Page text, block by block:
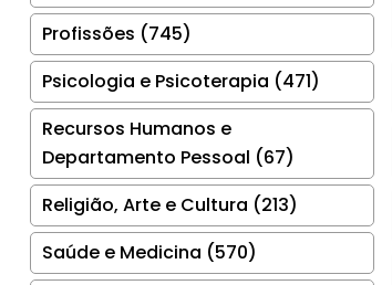
Profissões (745)
Psicologia e Psicoterapia (471)
Recursos Humanos e
Departamento Pessoal (67)
Religião, Arte e Cultura (213)
Saúde e Medicina (570)